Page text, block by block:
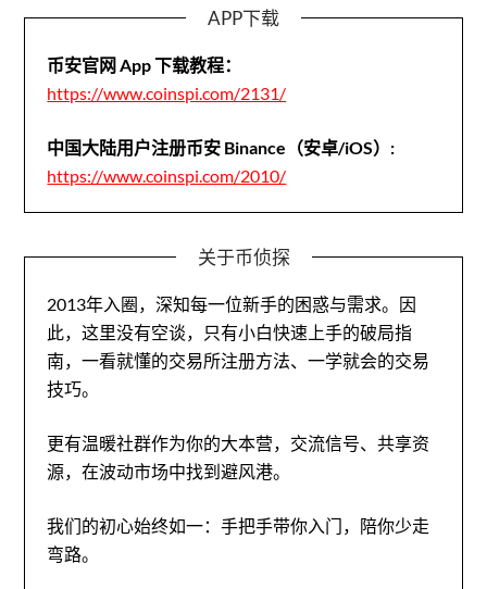
APP下载
币安官网 App 下载教程：
https://www.coinspi.com/2131/
中国大陆用户注册币安 Binance（安卓/iOS）:
https://www.coinspi.com/2010/
关于币侦探
2013年入圈，深知每一位新手的困惑与需求。因
此，这里没有空谈，只有小白快速上手的破局指
南，一看就懂的交易所注册方法、一学就会的交易
技巧。
更有温暖社群作为你的大本营，交流信号、共享资
源，在波动市场中找到避风港。
我们的初心始终如一：手把手带你入门，陪你少走
弯路。